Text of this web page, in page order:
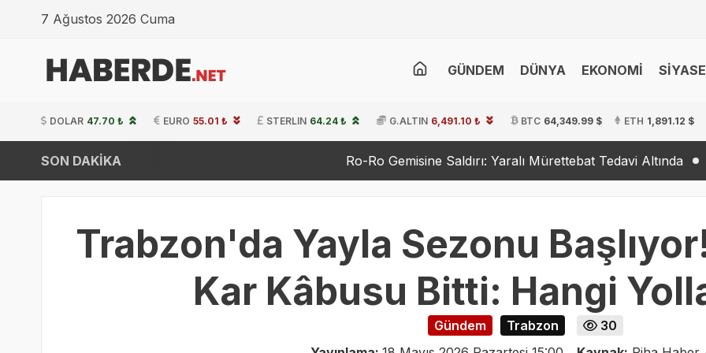
7 Ağustos 2026 Cuma
GÜNDEM DÜNYA EKONOMİ
DOLAR 47.70 ₺ EURO 55.01 ₺ STERLIN 64.24 ₺ G.ALTIN 6,491.10 ₺ BTC 64,349.99 $ ETH 1,891.12 $
SON DAKİKA Ro-Ro Gemisine Saldırı: Yaralı Mürettebat Tedavi Altında Dışişleri’nden
Trabzon'da Yayla Sezonu
Kar Kâbusu Bitti: Hangi
Gündem Trabzon
30